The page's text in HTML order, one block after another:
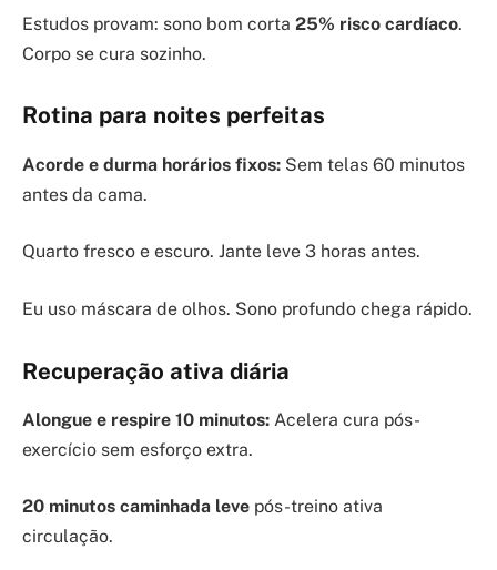
Estudos provam: sono bom corta 25% risco cardíaco.
Corpo se cura sozinho.
Rotina para noites perfeitas
Acorde e durma horários fixos: Sem telas 60 minutos
antes da cama.
Quarto fresco e escuro. Jante leve 3 horas antes.
Eu uso máscara de olhos. Sono profundo chega rápido.
Recuperação ativa diária
Alongue e respire 10 minutos: Acelera cura pós-
exercício sem esforço extra.
20 minutos caminhada leve pós-treino ativa
circulação.